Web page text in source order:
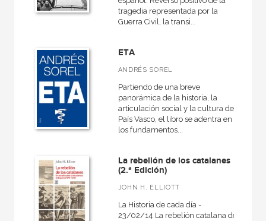
tragedia representada por la
Guerra Civil, la transi...
ETA
ANDRÉS SOREL
Partiendo de una breve
panorámica de la historia, la
articulación social y la cultura del
País Vasco, el libro se adentra en
los fundamentos...
La rebelión de los catalanes
(2.ª Edición)
JOHN H. ELLIOTT
La Historia de cada día -
23/02/14 La rebelión catalana de